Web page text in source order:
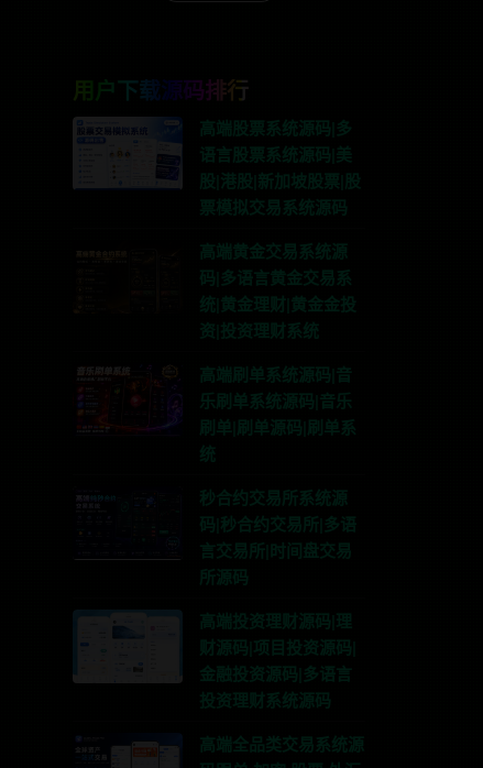
用户下载源码排行
高端股票系统源码|多
语言股票系统源码|美
股|港股|新加坡股票|股
票模拟交易系统源码
高端黄金交易系统源
码|多语言黄金交易系
统|黄金理财|黄金金投
资|投资理财系统
高端刷单系统源码|音
乐刷单系统源码|音乐
刷单|刷单源码|刷单系
统
秒合约交易所系统源
码|秒合约交易所|多语
言交易所|时间盘交易
所源码
高端投资理财源码|理
财源码|项目投资源码|
金融投资源码|多语言
投资理财系统源码
高端全品类交易系统源